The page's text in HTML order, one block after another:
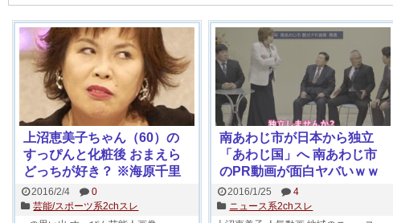
上沼恵美子ちゃん（60）の
すっぴんと化粧後 おまえら
どっちが好き？ ※海原千里
時代 若いころの全盛期画像
と動画※
2016/2/4
0
芸能/スポーツ系2chスレ
南あわじ市が日本から独立
「あわじ国」へ 南あわじ市
のPR動画が面白ヤバいｗｗ
ｗｗｗ
2016/1/25
4
ニュース系2chスレ